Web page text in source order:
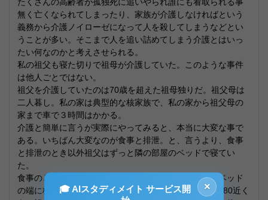
無く亡くなられてしまったり、家族が介護しなければという
義務から介護ノイローゼになって人を殺してしまうなどとい
うことが多い。そこまで人を追い詰めてしまう介護とはいっ
たい何なのかと考えさせられる。
私の祖父も寝た切りで祖母が介護していた。このような事件
は他人ごとではない。
祖父を介護していたのは70歳を超えた祖母独りだ。祖父母は
二人暮し。私の家は典型的な核家族で、私の家から祖父母の
家まで車で３時間はかかる。
介護と簡単に言うが実際にやってみると、本当に大変な事で
ある。いちばん大変なのが食事と排泄。と、言うより、食事
と排泄のとき以外祖父はずっと隣の部屋のベッドで寝てい
た。
食事のときは祖父の両脇に手を入れて起き上がらせてベッド
の端に枕などを挟んで楽な姿勢になってもらう。身長180近く
×
🎓 AIスタディメイト サービス開